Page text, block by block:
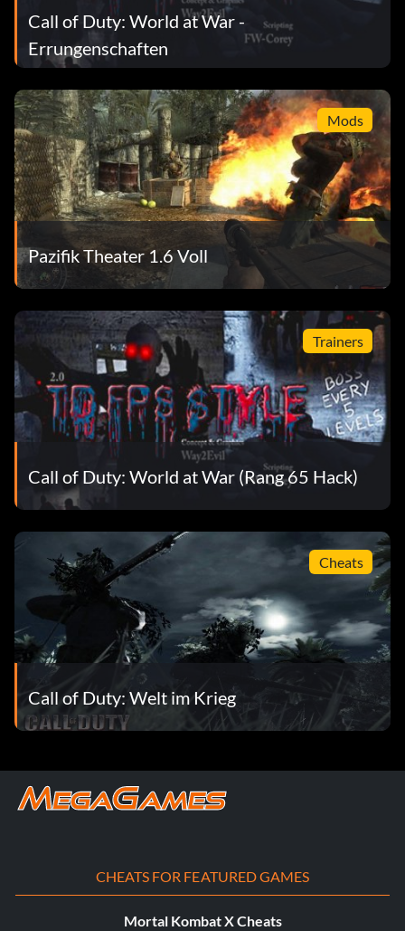
Geheime Errungenschaft 0 Punkte: Unbekannt.
Call of Duty: World at War -
Errungenschaften
Mods
Pazifik Theater 1.6 Voll
Trainers
Call of Duty: World at War (Rang 65 Hack)
Cheats
Call of Duty: Welt im Krieg
CHEATS FOR FEATURED GAMES
Mortal Kombat X Cheats